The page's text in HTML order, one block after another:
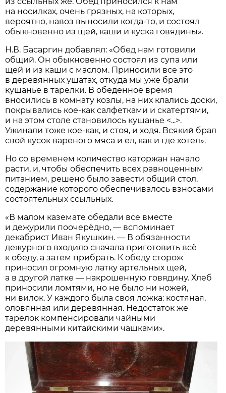
на носилках, очень грязных, на которых,
вероятно, навоз выносили когда-то, и состоял
обыкновенно из щей, каши и куска говядины».
Н.В. Басаргин добавлял: «Обед нам готовили
общий. Он обыкновенно состоял из супа или
щей и из каши с маслом. Приносили все это
в деревянных ушатах, откуда мы уже брали
кушанье в тарелки. В обеденное время
вносились в комнату козлы, на них клались доски,
покрывались кое-как салфетками и скатертями,
и на этом столе становилось кушанье <...>.
Ужинали тоже кое-как, и стоя, и ходя. Всякий брал
свой кусок вареного мяса и ел, как и где хотел».
Но со временем количество каторжан начало
расти, и, чтобы обеспечить всех равноценным
питанием, решено было завести общий стол,
содержание которого обеспечивалось взносами
состоятельных ссыльных.
«В малом каземате обедали все вместе
и дежурили поочерёдно, — вспоминает
декабрист Иван Якушкин. — В обязанности
дежурного входило сначала приготовить всё
к обеду, а затем прибрать. К обеду сторож
приносил огромную латку артельных щей,
а в другой латке — накрошенную говядину. Хлеб
приносили ломтями, но не было ни ножей,
ни вилок. У каждого была своя ложка: костяная,
оловянная или деревянная. Недостаток же
тарелок компенсировали чайными
деревянными китайскими чашками».